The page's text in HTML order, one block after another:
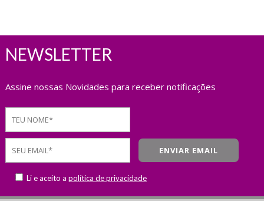
NEWSLETTER
Assine nossas Novidades para receber notificações
Li e aceito a política de privacidade